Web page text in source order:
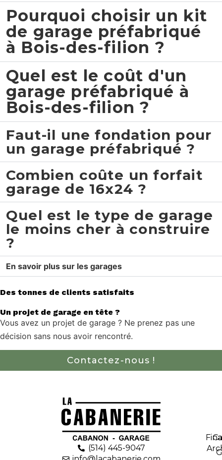
Pourquoi choisir un kit
de garage préfabriqué
à Bois-des-filion ?
Quel est le coût d'un
garage préfabriqué à
Bois-des-filion ?
Faut-il une fondation pour
un garage préfabriqué ?
Combien coûte un forfait
garage de 16x24 ?
Quel est le type de garage
le moins cher à construire
?
En savoir plus sur les garages
Des tonnes de clients satisfaits
Un projet de garage en tête ?
Vous avez un projet de garage ? Ne prenez pas une
décision sans nous avoir rencontré.
Contactez-nous !
(514) 445-9047